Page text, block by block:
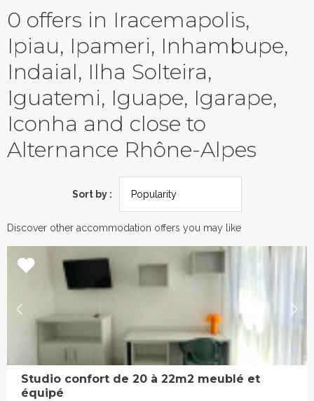
0 offers in Iracemapolis,
Ipiau, Ipameri, Inhambupe,
Indaial, Ilha Solteira,
Iguatemi, Iguape, Igarape,
Iconha and close to
Alternance Rhône-Alpes
Sort by :
Discover other accommodation offers you may like
Studio confort de 20 à 22m2 meublé et
équipé